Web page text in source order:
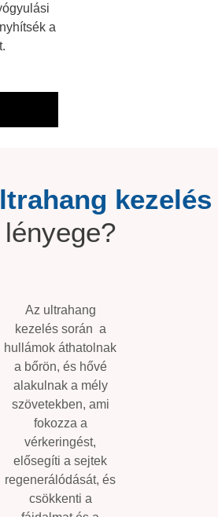
a
kezelés
lényege?
Az ultrahang
kezeléssorán a
hullámok áthatolnak
a bőrön, és hővé
alakulnak a mély
szövetekben, ami
fokozza a
vérkeringést,
elősegíti a sejtek
regenerálódását, és
csökkenti a